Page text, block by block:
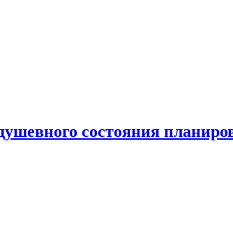
состояния